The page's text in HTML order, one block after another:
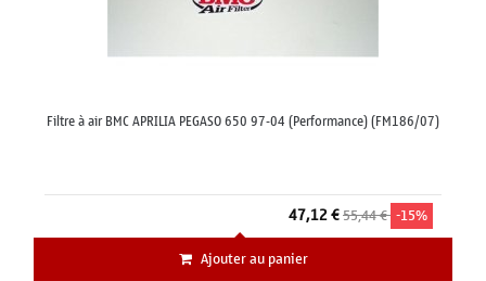
Filtre à air BMC APRILIA PEGASO 650 97-04 (Performance) (FM186/07)
47,12 €55,44 € -15%
Ajouter au panier